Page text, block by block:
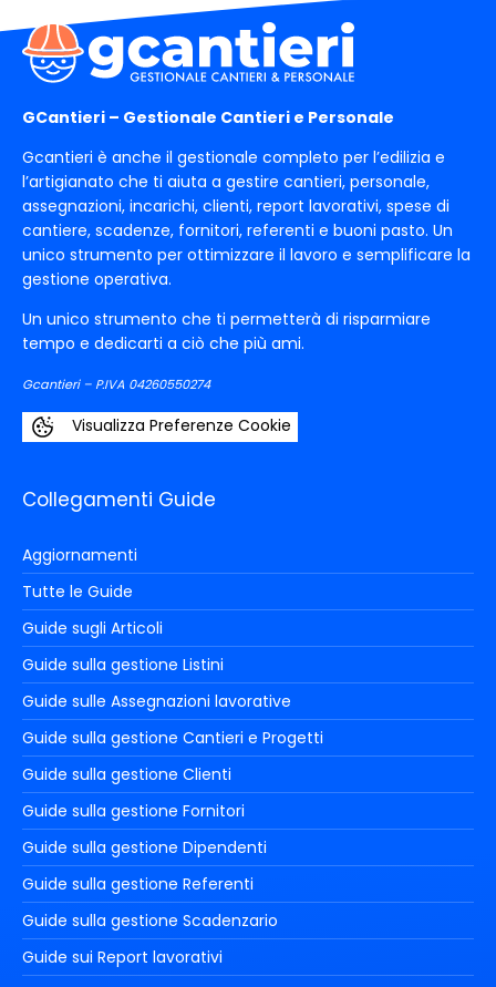
GCantieri – Gestionale Cantieri e Personale
Gcantieri è anche il gestionale completo per l’edilizia e
l’artigianato che ti aiuta a gestire cantieri, personale,
assegnazioni, incarichi, clienti, report lavorativi, spese di
cantiere, scadenze, fornitori, referenti e buoni pasto. Un
unico strumento per ottimizzare il lavoro e semplificare la
gestione operativa.
Un unico strumento che ti permetterà di risparmiare
tempo e dedicarti a ciò che più ami.
Gcantieri – P.IVA 04260550274
Visualizza Preferenze Cookie
Collegamenti Guide
Aggiornamenti
Tutte le Guide
Guide sugli Articoli
Guide sulla gestione Listini
Guide sulle Assegnazioni lavorative
Guide sulla gestione Cantieri e Progetti
Guide sulla gestione Clienti
Guide sulla gestione Fornitori
Guide sulla gestione Dipendenti
Guide sulla gestione Referenti
Guide sulla gestione Scadenzario
Guide sui Report lavorativi